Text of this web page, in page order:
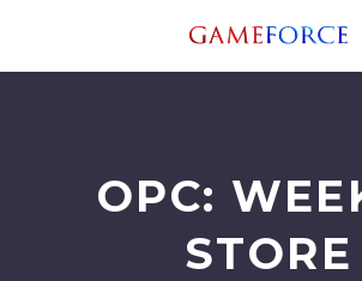
OPC:
STORE